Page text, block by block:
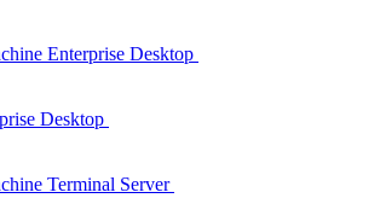
Enterprise Desktop
Desktop
Terminal Server